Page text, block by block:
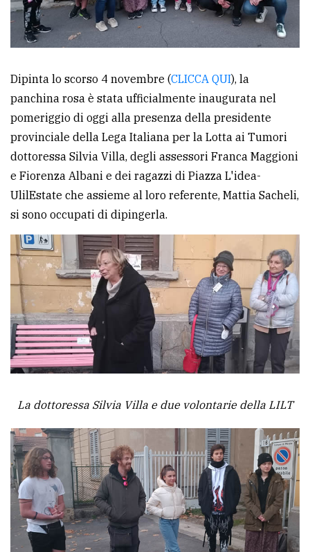
Ricerca
avanzata
ALTRE
TESTATE
PRIVACY
Privacy
policy
Cookie
policy
Dipinta lo scorso 4 novembre (CLICCA QUI), la
panchina rosa è stata ufficialmente inaugurata nel
pomeriggio di oggi alla presenza della presidente
provinciale della Lega Italiana per la Lotta ai Tumori
dottoressa Silvia Villa, degli assessori Franca Maggioni
e Fiorenza Albani e dei ragazzi di Piazza L'idea-
UlilEstate che assieme al loro referente, Mattia Sacheli,
si sono occupati di dipingerla.
La dottoressa Silvia Villa e due volontarie della LILT